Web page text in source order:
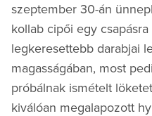
szeptember 30-án
kollab cipői egy
legkeresettebb darabjai
magasságában, most
próbálnak ismételt
kiválóan megalapozott